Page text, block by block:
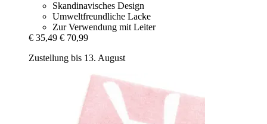
Skandinavisches Design
Umweltfreundliche Lacke
Zur Verwendung mit Leiter
€ 35,49 € 70,99
Zustellung bis 13. August